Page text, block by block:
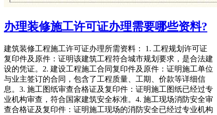
办理装修施工许可证办理需要哪些资料?
建筑装修工程施工许可证办理所需资料： 1. 工程规划许可证
复印件及原件：证明该建筑工程符合城市规划要求，是合法建
设的凭证。2. 建设工程施工合同复印件及原件：证明施工单位
与业主签订的合同，包含了工程质量、工期、价款等详细信
息。3. 施工图纸审查合格证及复印件：证明施工图纸已经过专
业机构审查，符合国家建筑安全标准。4. 施工现场消防安全审
查合格证及复印件：证明施工现场的消防安全已经过专业机构